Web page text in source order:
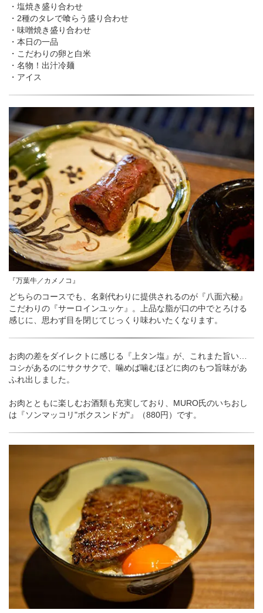
・塩焼き盛り合わせ
・2種のタレで喰らう盛り合わせ
・味噌焼き盛り合わせ
・本日の一品
・こだわりの卵と白米
・名物！出汁冷麺
・アイス
『万葉牛／カメノコ』
どちらのコースでも、名刺代わりに提供されるのが『八面六秘』
こだわりの『サーロインユッケ』。上品な脂が口の中でとろける
感じに、思わず目を閉じてじっくり味わいたくなります。
お肉の差をダイレクトに感じる『上タン塩』が、これまた旨い…
コシがあるのにサクサクで、噛めば噛むほどに肉のもつ旨味があ
ふれ出しました。
お肉とともに楽しむお酒類も充実しており、MURO氏のいちおし
は『ソンマッコリ"ボクスンドガ"』（880円）です。